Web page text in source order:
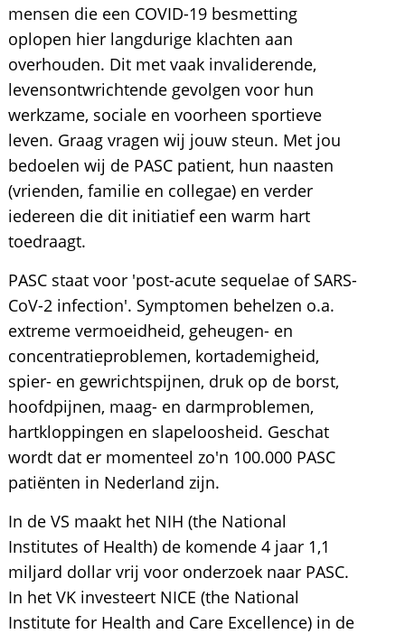
mensen die een COVID-19 besmetting
oplopen hier langdurige klachten aan
overhouden. Dit met vaak invaliderende,
levensontwrichtende gevolgen voor hun
werkzame, sociale en voorheen sportieve
leven. Graag vragen wij jouw steun. Met jou
bedoelen wij de PASC patient, hun naasten
(vrienden, familie en collegae) en verder
iedereen die dit initiatief een warm hart
toedraagt.
PASC staat voor 'post-acute sequelae of SARS-
CoV-2 infection'. Symptomen behelzen o.a.
extreme vermoeidheid, geheugen- en
concentratieproblemen, kortademigheid,
spier- en gewrichtspijnen, druk op de borst,
hoofdpijnen, maag- en darmproblemen,
hartkloppingen en slapeloosheid. Geschat
wordt dat er momenteel zo'n 100.000 PASC
patiënten in Nederland zijn.
In de VS maakt het NIH (the National
Institutes of Health) de komende 4 jaar 1,1
miljard dollar vrij voor onderzoek naar PASC.
In het VK investeert NICE (the National
Institute for Health and Care Excellence) in de